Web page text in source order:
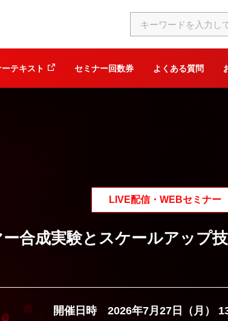
テキスト セミナー回数券 よくある質問
LIVE配信・WEBセミナー
合成実験とスケールアップ
開催日時 2026年7月27日（月）